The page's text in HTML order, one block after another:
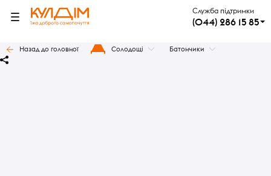
Служба підтримки
(044) 286 15 85
Назад до головної Солодощі Батончики